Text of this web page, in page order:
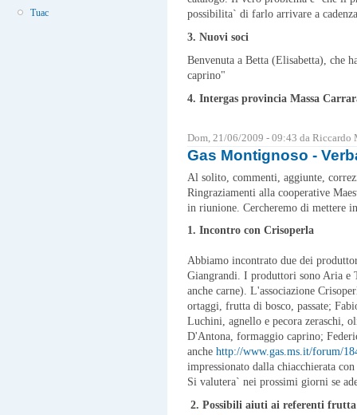
Tuac
possibilita` di farlo arrivare a
3. Nuovi soci
Benvenuta a Betta (Elisabetta), che
caprino"
4. Intergas provincia Massa
Dom, 21/06/2009 - 09:43 da Riccardo
Gas Montignoso -
Al solito, commenti, aggiunte,
Ringraziamenti alla cooperative
in riunione. Cercheremo di mettere
1. Incontro con Crisoperla
Abbiamo incontrato due dei
Giangrandi. I produttori sono Aria e
anche carne). L'associazione
ortaggi, frutta di bosco, passate;
Luchini, agnello e pecora zeraschi,
D'Antona, formaggio caprino;
anche http://www.gas.ms.it/forum/
impressionato dalla chiacchierata
Si valutera` nei prossimi giorni se
2. Possibili aiuti ai referenti